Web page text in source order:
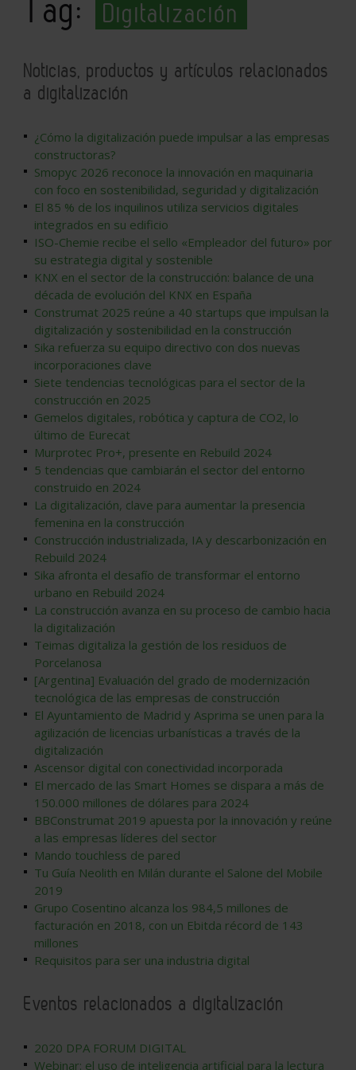
Tag: Digitalización
Noticias, productos y artículos relacionados
a digitalización
¿Cómo la digitalización puede impulsar a las empresas
constructoras?
Smopyc 2026 reconoce la innovación en maquinaria
con foco en sostenibilidad, seguridad y digitalización
El 85 % de los inquilinos utiliza servicios digitales
integrados en su edificio
ISO-Chemie recibe el sello «Empleador del futuro» por
su estrategia digital y sostenible
KNX en el sector de la construcción: balance de una
década de evolución del KNX en España
Construmat 2025 reúne a 40 startups que impulsan la
digitalización y sostenibilidad en la construcción
Sika refuerza su equipo directivo con dos nuevas
incorporaciones clave
Siete tendencias tecnológicas para el sector de la
construcción en 2025
Gemelos digitales, robótica y captura de CO2, lo
último de Eurecat
Murprotec Pro+, presente en Rebuild 2024
5 tendencias que cambiarán el sector del entorno
construido en 2024
La digitalización, clave para aumentar la presencia
femenina en la construcción
Construcción industrializada, IA y descarbonización en
Rebuild 2024
Sika afronta el desafío de transformar el entorno
urbano en Rebuild 2024
La construcción avanza en su proceso de cambio hacia
la digitalización
Teimas digitaliza la gestión de los residuos de
Porcelanosa
[Argentina] Evaluación del grado de modernización
tecnológica de las empresas de construcción
El Ayuntamiento de Madrid y Asprima se unen para la
agilización de licencias urbanísticas a través de la
digitalización
Ascensor digital con conectividad incorporada
El mercado de las Smart Homes se dispara a más de
150.000 millones de dólares para 2024
BBConstrumat 2019 apuesta por la innovación y reúne
a las empresas líderes del sector
Mando touchless de pared
Tu Guía Neolith en Milán durante el Salone del Mobile
2019
Grupo Cosentino alcanza los 984,5 millones de
facturación en 2018, con un Ebitda récord de 143
millones
Requisitos para ser una industria digital
Eventos relacionados a digitalización
2020 DPA FORUM DIGITAL
Webinar: el uso de inteligencia artificial para la lectura